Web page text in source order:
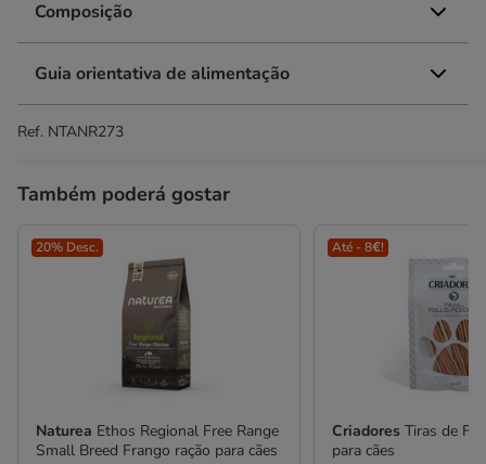
Composição
Guia orientativa de alimentação
Ref. NTANR273
Também poderá gostar
20% Desc.
Naturea Ethos Regional Free Range
Small Breed Frango ração para cães
Até - 8€!
CriadoresTiras de
para cães